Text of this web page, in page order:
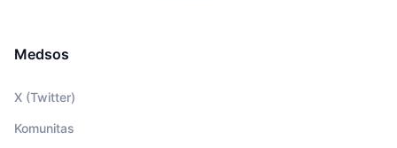
Medsos
X (Twitter)
Komunitas